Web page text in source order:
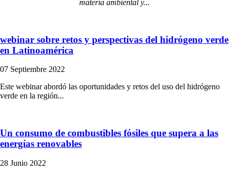
materia ambiental y...
webinar sobre retos y perspectivas del hidrógeno verde
en Latinoamérica
07 Septiembre 2022
Este webinar abordó las oportunidades y retos del uso del hidrógeno
verde en la región...
Un consumo de combustibles fósiles que supera a las
energías renovables
28 Junio 2022